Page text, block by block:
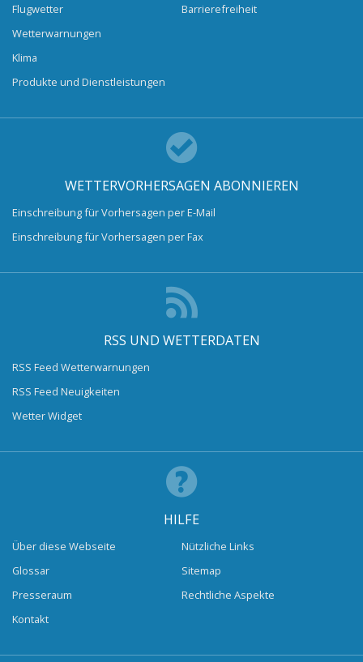
Flugwetter
Wetterwarnungen
Klima
Produkte und Dienstleistungen
Barrierefreiheit
WETTERVORHERSAGEN ABONNIEREN
Einschreibung für Vorhersagen per E-Mail
Einschreibung für Vorhersagen per Fax
RSS UND WETTERDATEN
RSS Feed Wetterwarnungen
RSS Feed Neuigkeiten
Wetter Widget
HILFE
Über diese Webseite
Glossar
Presseraum
Kontakt
Nützliche Links
Sitemap
Rechtliche Aspekte